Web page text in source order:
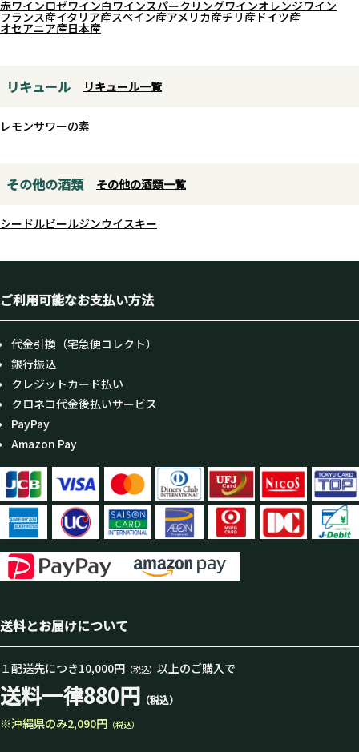
赤ワインロゼワイン白ワインスパークリングワインオレンジワイン
フランス産イタリア産スペイン産アメリカ産チリ産ドイツ産
オセアニア産日本産
リキュール リキュール一覧
レモンサワーの素
その他の酒類 その他の酒類一覧
シードルビールジンウイスキー
ご利用可能なお支払い方法
代金引換（宅急便コレクト）
銀行振込
クレジットカード払い
クロネコ代金後払いサービス
PayPay
Amazon Pay
送料とお届けについて
１配送先につき10,000円 （税込） 以上のご購入で
送料一律880円 （税込）
※沖縄県のみ2,090円 （税込）